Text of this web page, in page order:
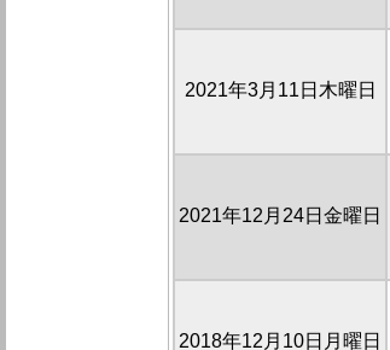
2021年3月11日木曜日
2021年12月24日金曜日
2018年12月10日月曜日